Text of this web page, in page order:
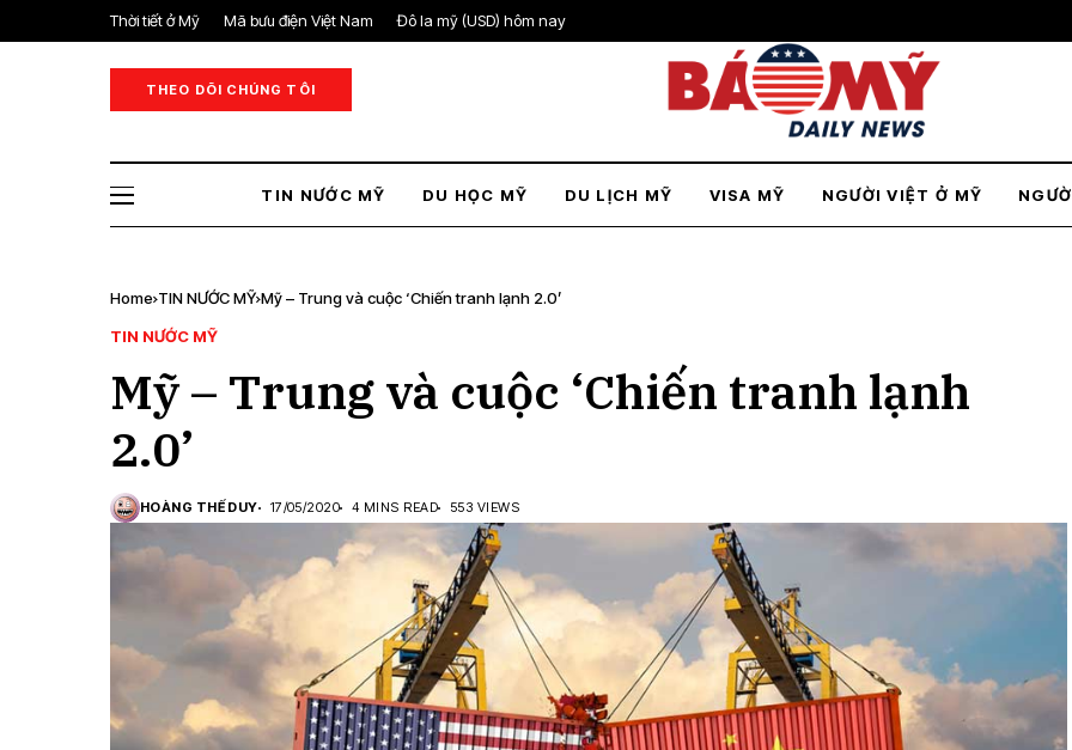
Thời tiết ở Mỹ Mã bưu điện Việt Nam Đô la mỹ (USD) hôm nay
THEO DÕI CHÚNG TÔI
TIN NƯỚC MỸ DU HỌC MỸ DU LỊCH MỸ VISA MỸ NGƯỜI VIỆT Ở MỸ
Home TIN NƯỚC MỸ Mỹ – Trung và cuộc ‘Chiến tranh lạnh 2.0’
TIN NƯỚC MỸ
Mỹ – Trung và cuộc ‘Chiến tranh lạnh
2.0’
HOÀNG THẾ DUY 17/05/2020 4 MINS READ 553 VIEWS